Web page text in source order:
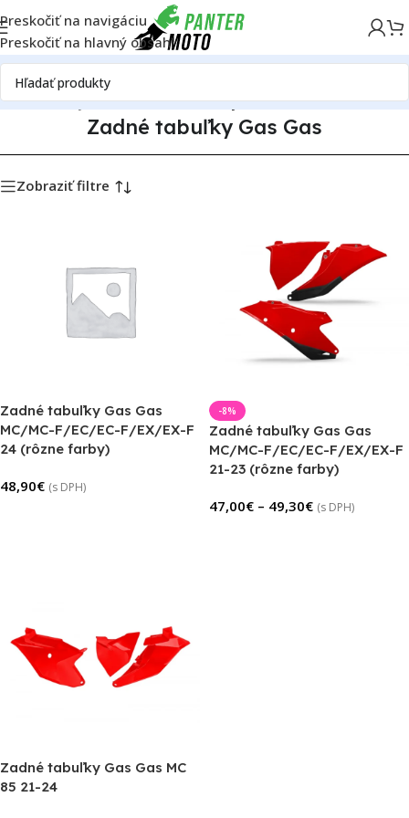
Preskočiť na navigáciu
Preskočiť na hlavný obsah
DomovPlasty Gas GasZadné tabuľky Gas Gas
Zadné tabuľky Gas Gas
Zobraziť filtre
Zadné tabuľky Gas Gas
MC/MC-F/EC/EC-F/EX/EX-F
24 (rôzne farby)
48,90€ (s DPH)
-8%
Zadné tabuľky Gas Gas
MC/MC-F/EC/EC-F/EX/EX-F
21-23 (rôzne farby)
47,00€ – 49,30€ (s DPH)
Zadné tabuľky Gas Gas MC
85 21-24